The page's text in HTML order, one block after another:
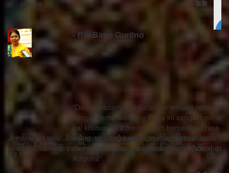
- Rio Bimo Guritno
Narasumber
"Dengan adanya kegiatan pertemuan restorasi sosial
dengan tema Gerbang Praja ini sangat bermanfaat ada
hal khusus cara menggugah berperilaku rasa sithik
eding, seorang pemimpin mau berhasil dalam
memimpin harus menghindari watak Adigang Adigung
Adiguna"